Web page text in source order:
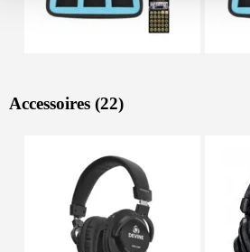
Accessoires (22)